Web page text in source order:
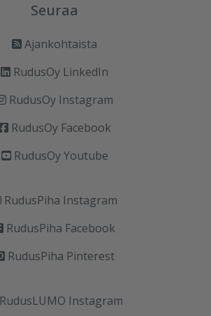
Seuraa
Ajankohtaista
RudusOy LinkedIn
RudusOy Instagram
RudusOy Facebook
RudusOy Youtube
RudusPiha Instagram
RudusPiha Facebook
RudusPiha Pinterest
RudusLUMO Instagram